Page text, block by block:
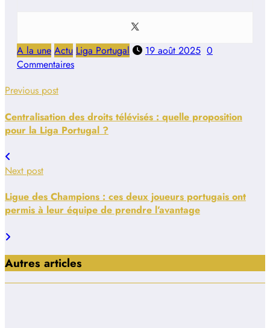
A la une Actu Liga Portugal 19 août 2025 0
Commentaires
Previous post
Centralisation des droits télévisés : quelle proposition
pour la Liga Portugal ?
Next post
Ligue des Champions : ces deux joueurs portugais ont
permis à leur équipe de prendre l’avantage
Autres articles